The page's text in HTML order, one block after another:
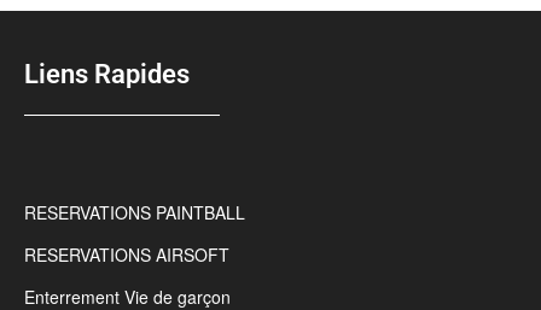
Liens Rapides
RESERVATIONS PAINTBALL
RESERVATIONS AIRSOFT
Enterrement Vie de garçon